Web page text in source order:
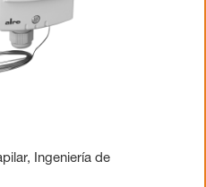
, Ingeniería de